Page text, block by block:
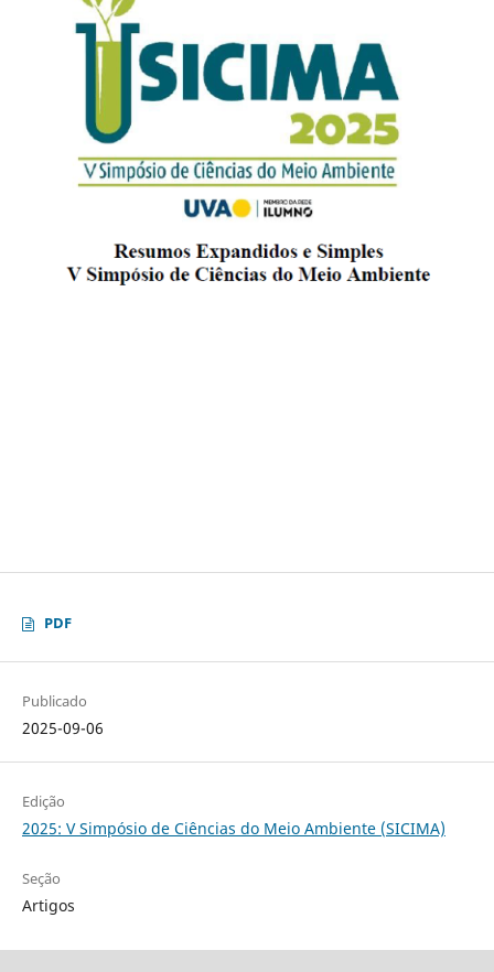
PDF
Publicado
2025-09-06
Edição
2025: V Simpósio de Ciências do Meio Ambiente (SICIMA)
Seção
Artigos